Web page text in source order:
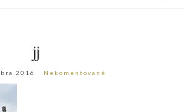
jj
2016 Nekomentované